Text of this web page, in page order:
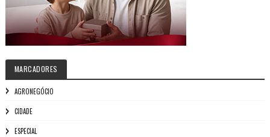
MARCADORES
AGRONEGÓCIO
CIDADE
ESPECIAL